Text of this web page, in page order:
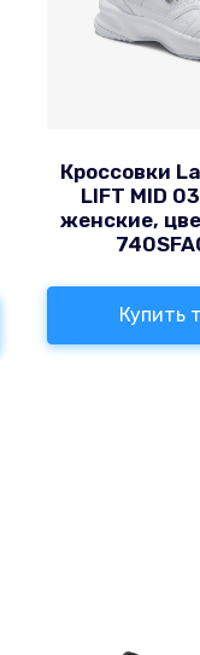
Кроссовки
LIFT MID
женские,
Купить